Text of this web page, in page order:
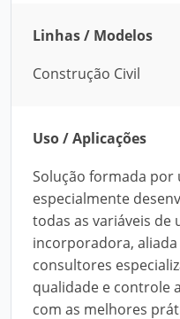
Linhas / Modelos
Construção Civil
Uso / Aplicações
Solução formada
especialmente
todas as variáveis
incorporadora,
consultores
qualidade e controle
com as melhores